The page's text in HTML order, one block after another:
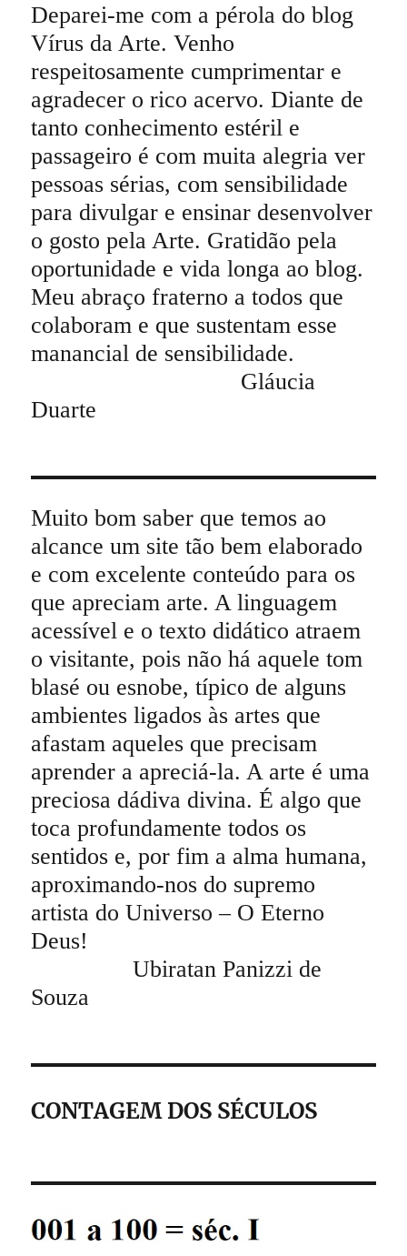
Deparei-me com a pérola do blog
Vírus da Arte. Venho
respeitosamente cumprimentar e
agradecer o rico acervo. Diante de
tanto conhecimento estéril e
passageiro é com muita alegria ver
pessoas sérias, com sensibilidade
para divulgar e ensinar desenvolver
o gosto pela Arte. Gratidão pela
oportunidade e vida longa ao blog.
Meu abraço fraterno a todos que
colaboram e que sustentam esse
manancial de sensibilidade.
Gláucia
Duarte
Muito bom saber que temos ao
alcance um site tão bem elaborado
e com excelente conteúdo para os
que apreciam arte. A linguagem
acessível e o texto didático atraem
o visitante, pois não há aquele tom
blasé ou esnobe, típico de alguns
ambientes ligados às artes que
afastam aqueles que precisam
aprender a apreciá-la. A arte é uma
preciosa dádiva divina. É algo que
toca profundamente todos os
sentidos e, por fim a alma humana,
aproximando-nos do supremo
artista do Universo – O Eterno
Deus!
Ubiratan Panizzi de
Souza
CONTAGEM DOS SÉCULOS